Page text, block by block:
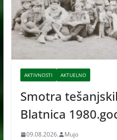
AKTIVNOSTI AKTUELNO
Smotra
Blatnica
09.08.2026. Mujo